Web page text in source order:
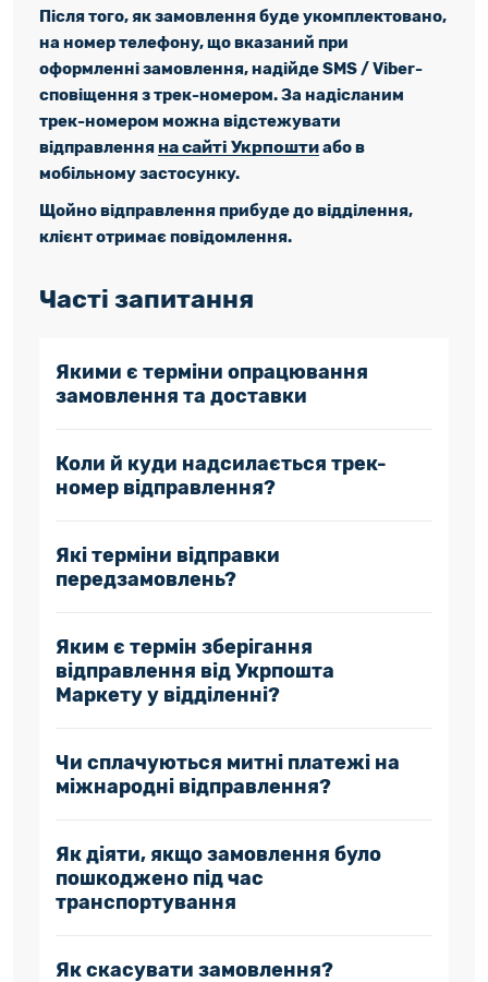
Після того, як замовлення буде укомплектовано,
на номер телефону, що вказаний при
оформленні замовлення, надійде SMS / Viber-
сповіщення з трек-номером. За надісланим
трек-номером можна відстежувати
відправленняна сайті Укрпоштиабо в
мобільному застосунку.
Щойно відправлення прибуде до відділення,
клієнт отримає повідомлення.
Часті запитання
Якими є терміни опрацювання
замовлення та доставки
Коли й куди надсилається трек-
номер відправлення?
Які терміни відправки
передзамовлень?
Яким є термін зберігання
відправлення від Укрпошта
Маркету у відділенні?
Чи сплачуються митні платежі на
міжнародні відправлення?
Як діяти, якщо замовлення було
пошкоджено під час
транспортування
Як скасувати замовлення?